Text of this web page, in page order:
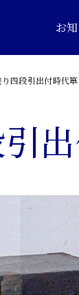
お
四段引出付時代